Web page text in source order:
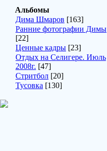
Альбомы
Дима Шмаров [163]
Ранние фотографии Димы
[22]
Ценные кадры [23]
Отдых на Селигере. Июль
2008г. [47]
Стритбол [20]
Тусовка [130]